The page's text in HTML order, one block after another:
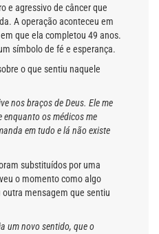
e agressivo de câncer que
A operação aconteceu em
que ela completou 49 anos.
símbolo de fé e esperança.
o que sentiu naquele
nos braços de Deus. Ele me
enquanto os médicos me
em tudo e lá não existe
substituídos por uma
o momento como algo
outra mensagem que sentiu
um novo sentido, que o